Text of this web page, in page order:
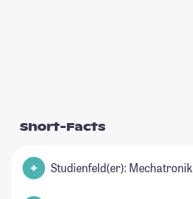
Short-Facts
Studienfeld(er): Mechatronik